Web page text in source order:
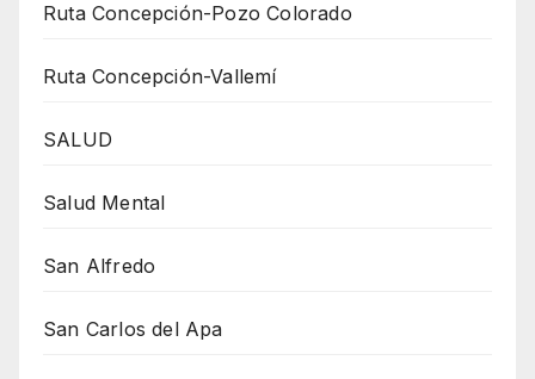
Ruta Concepción-Pozo Colorado
Ruta Concepción-Vallemí
SALUD
Salud Mental
San Alfredo
San Carlos del Apa